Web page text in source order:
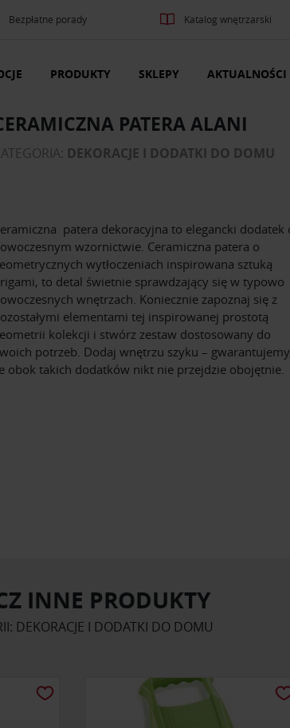
Bezpłatne porady Katalog wnętrzarski
PRODUKTY SKLEPY AKTUALNOŚCI
PATERA ALANI
DEKORACJE I DODATKI DO DOMU
patera dekoracyjna to elegancki dodatek
wzornictwie. Ceramiczna patera o
wytłoczeniach inspirowana sztuką
to detal świetnie sprawdzający się w typowo
wnętrzach. Koniecznie zapoznaj się z
elementami tej inspirowanej prostotą
kolekcji i stwórz zestaw dostosowany do
potrzeb. Dodaj wnętrzu szyku –
obok takich dodatków nikt nie przejdzie obojętnie.
INNE PRODUKTY
DEKORACJE I DODATKI DO DOMU